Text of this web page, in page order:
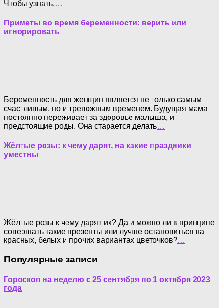
Чтобы узнать,…
Приметы во время беременности: верить или
игнорировать
Беременность для женщин является не только самым
счастливым, но и тревожным временем. Будущая мама
постоянно переживает за здоровье малыша, и
предстоящие роды. Она старается делать…
Жёлтые розы: к чему дарят, на какие праздники
уместны
Жёлтые розы к чему дарят их? Да и можно ли в принципе
совершать такие презенты или лучше остановиться на
красных, белых и прочих вариантах цветочков?…
Популярные записи
Гороскоп на неделю с 25 сентября по 1 октября 2023
года